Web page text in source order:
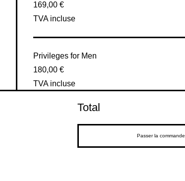
169,00 €
TVA incluse
Privileges for Men
180,00 €
TVA incluse
Total
Passer la commande